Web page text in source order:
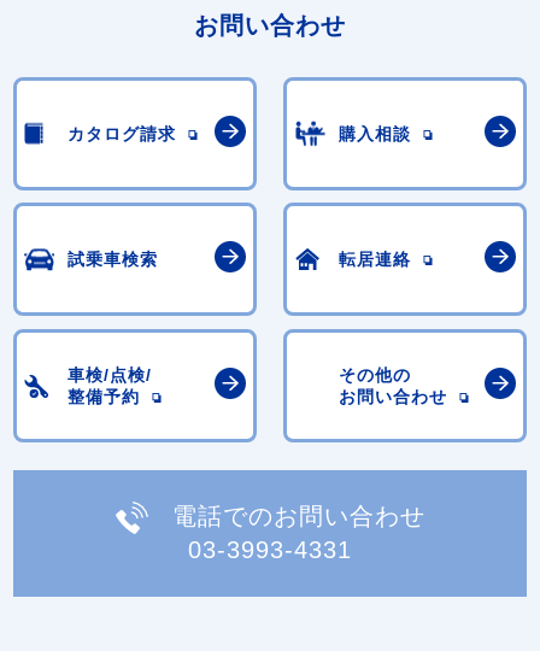
お問い合わせ
カタログ請求 購入相談
試乗車検索 転居連絡
車検/点検/
整備予約
その他の
お問い合わせ
電話でのお問い合わせ
03-3993-4331